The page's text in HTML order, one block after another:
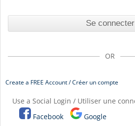
OR
Create a FREE Account / Créer un compte
Use a Social Login / Utiliser une
Facebook
Google